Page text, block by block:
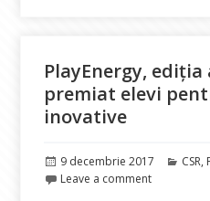
PlayEnergy, ediția
premiat elevi
inovative
Publicat
pe
9 decembrie 2017 CSR,
Leave a comment